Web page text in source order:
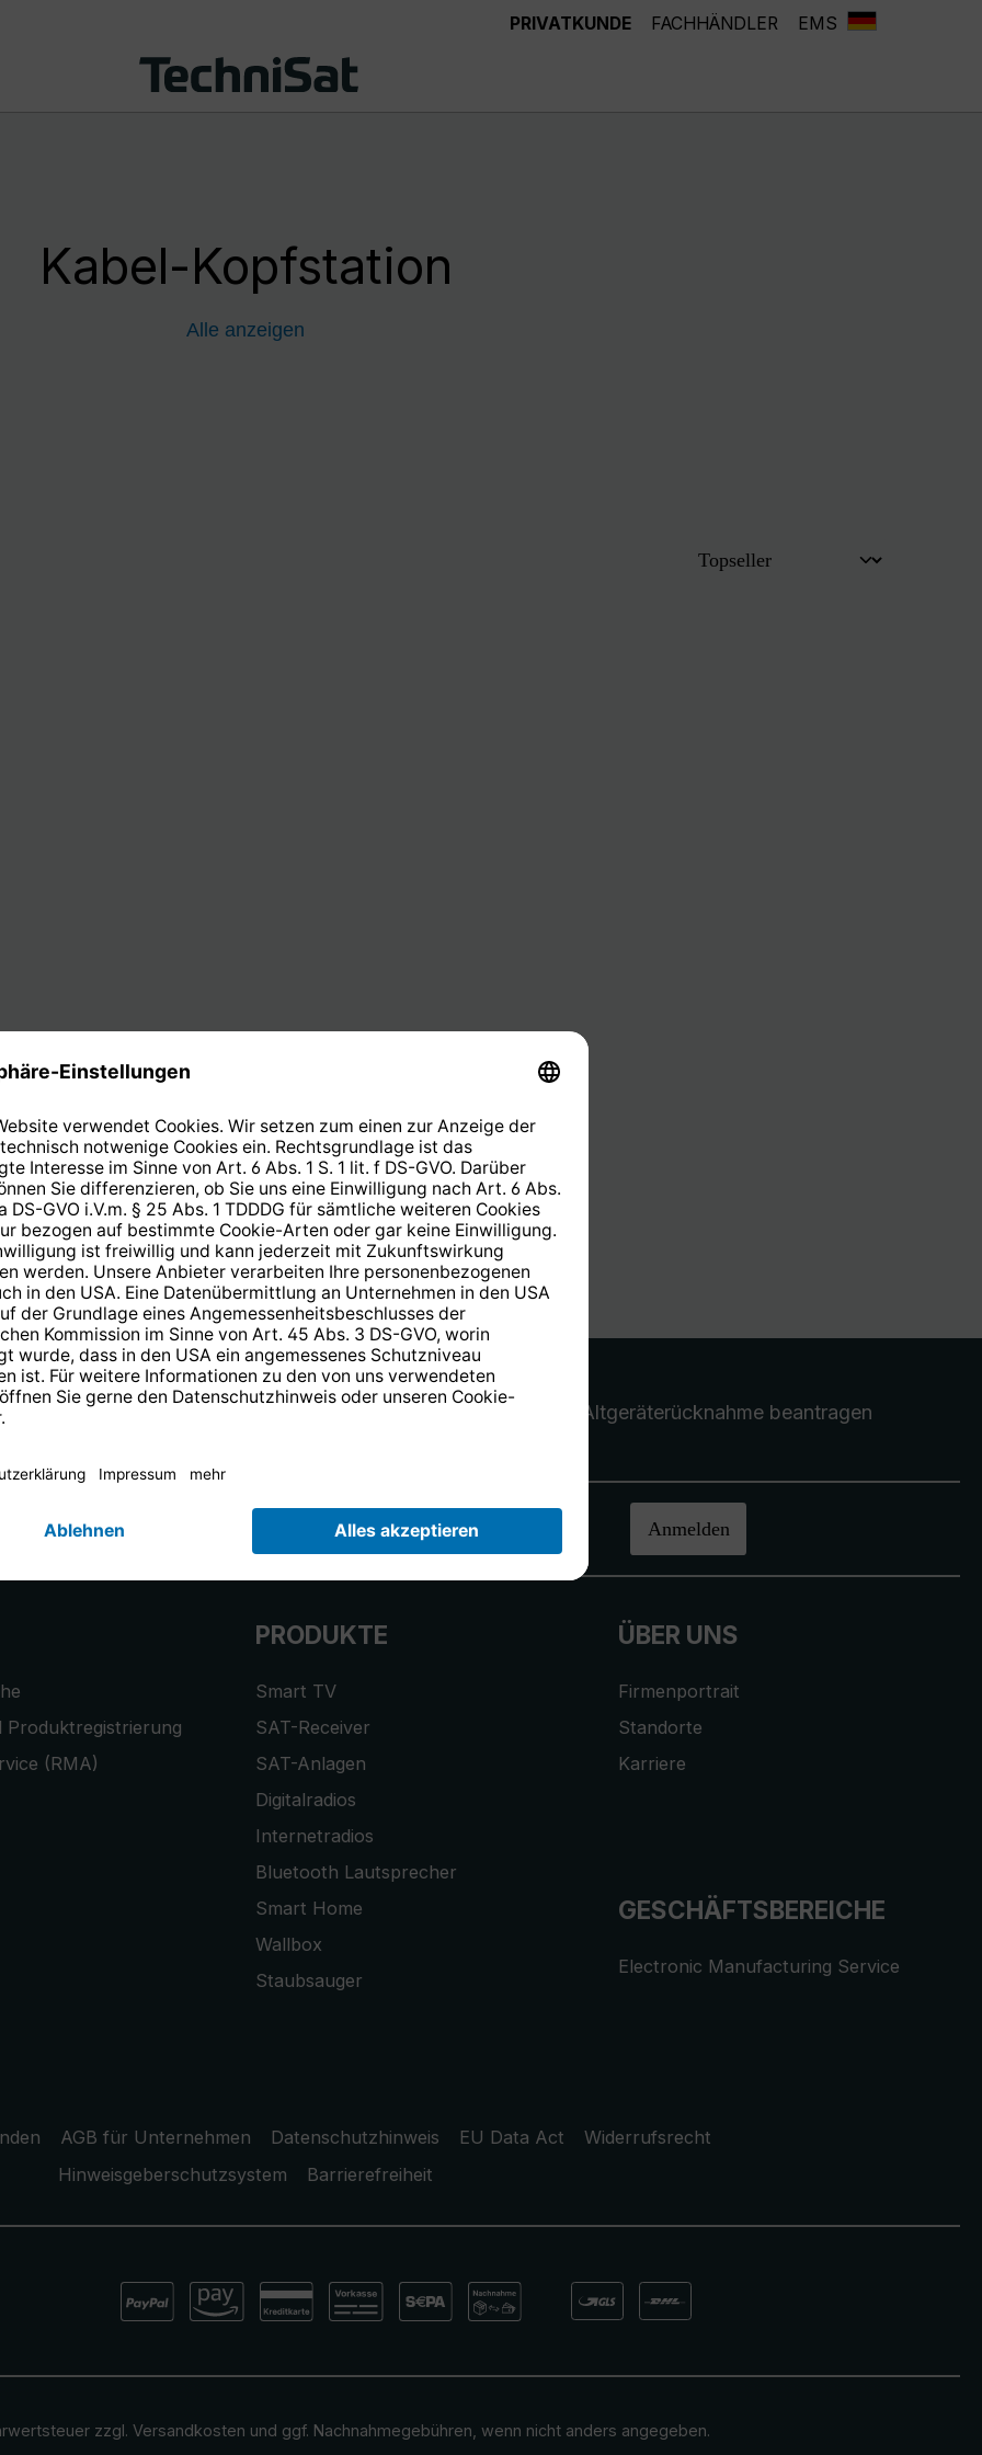
PRIVATKUNDE FACHHÄNDLER EMS
Kabel-Kopfstation
Alle anzeigen
1von1
Altgeräterücknahme beantragen
anmelden und 10,-€ Gutscheinerhalten. Anmelden
Produktregistrierung
(RMA)
PRODUKTE
Smart TV
SAT-Receiver
SAT-Anlagen
Digitalradios
Internetradios
Bluetooth Lautsprecher
Smart Home
Wallbox
Staubsauger
ÜBER UNS
Firmenportrait
Standorte
Karriere
GESCHÄFTSBEREICHE
Electronic Manufacturing Service
AGB für Unternehmen Datenschutzhinweis EU Data Act
Widerrufsrecht
Hinweisgeberschutzsystem
Barrierefreiheit
zzgl. Versandkosten und ggf. Nachnahmegebühren, wenn nicht anders angegeben.